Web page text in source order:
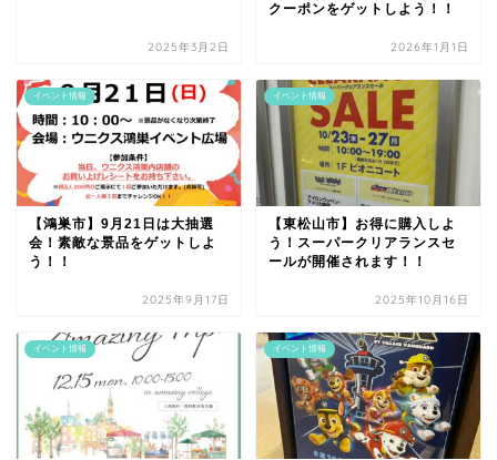
2025年3月2日
クーポンをゲットしよう！！
2026年1月1日
イベント情報
【鴻巣市】9月21日は大抽選
会！素敵な景品をゲットしよ
う！！
2025年9月17日
イベント情報
【東松山市】お得に購入しよ
う！スーパークリアランスセ
ールが開催されます！！
2025年10月16日
イベント情報 イベント情報